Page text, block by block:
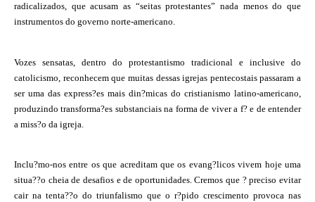
radicalizados, que acusam as “seitas protestantes” nada menos do que
instrumentos do governo norte-americano.
Vozes sensatas, dentro do protestantismo tradicional e inclusive do
catolicismo, reconhecem que muitas dessas igrejas pentecostais passaram a
ser uma das express?es mais din?micas do cristianismo latino-americano,
produzindo transforma?es substanciais na forma de viver a f? e de entender
a miss?o da igreja.
Inclu?mo-nos entre os que acreditam que os evang?licos vivem hoje uma
situa??o cheia de desafios e de oportunidades. Cremos que ? preciso evitar
cair na tenta??o do triunfalismo que o r?pido crescimento provoca nas